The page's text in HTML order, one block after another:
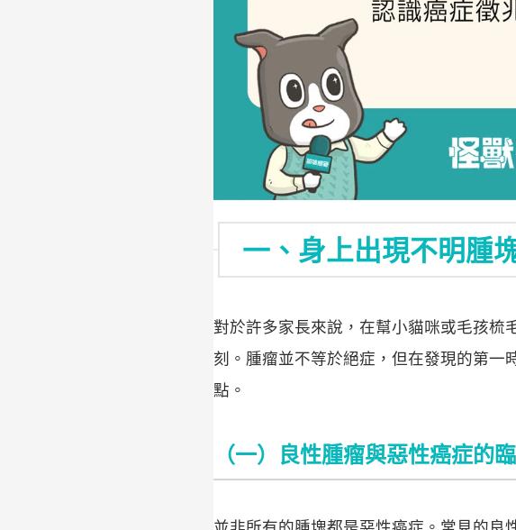
一、身上出現不明腫
對於許多家長來說，在幫小貓咪或毛孩梳
刻。腫瘤並不等於絕症，但在發現的第一
點。
（一）良性腫瘤與惡性癌症的